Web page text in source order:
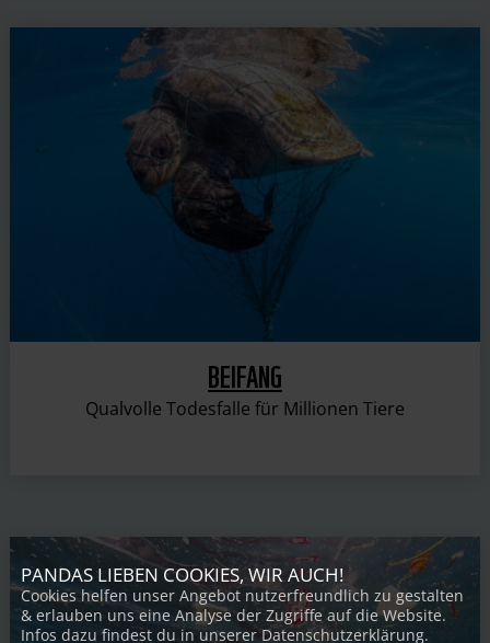
BEIFANG
Qualvolle Todesfalle für Millionen Tiere
PANDAS LIEBEN COOKIES, WIR AUCH!
Cookies helfen unser Angebot nutzerfreundlich zu gestalten
& erlauben uns eine Analyse der Zugriffe auf die Website.
Infos dazu findest du in unserer Datenschutzerklärung.